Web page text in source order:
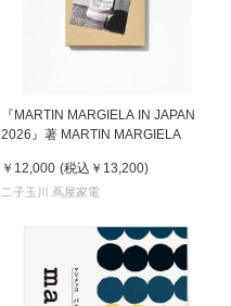
『MARTIN MARGIELA IN JAPAN
2026』著 MARTIN MARGIELA
￥12,000 (税込 ￥13,200)
二子玉川 蔦屋家電